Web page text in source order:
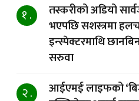
१ .
तस्करीको अडियो
भएपछि सशस्त्रमा
इन्स्पेक्टरमाथि
सरुवा
२ .
आईएमई लाइफको